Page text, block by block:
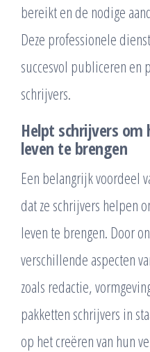
bereikt en de nodige
Deze professionele
succesvol publiceren en
schrijvers.
Helpt schrijvers
leven te brengen
Een belangrijk voordeel
dat ze schrijvers helpen
leven te brengen. Door
verschillende aspecten
zoals redactie,
pakketten schrijvers in
op het creëren van hun